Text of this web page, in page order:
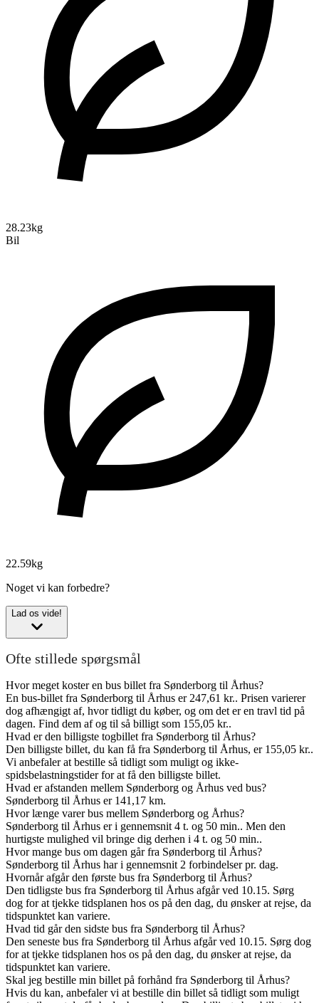
28.23kg
Bil
22.59kg
Noget vi kan forbedre?
Lad os vide!
Ofte stillede spørgsmål
Hvor meget koster en bus billet fra Sønderborg til Århus?
En bus-billet fra Sønderborg til Århus er 247,61 kr.. Prisen varierer
dog afhængigt af, hvor tidligt du køber, og om det er en travl tid på
dagen. Find dem af og til så billigt som 155,05 kr..
Hvad er den billigste togbillet fra Sønderborg til Århus?
Den billigste billet, du kan få fra Sønderborg til Århus, er 155,05 kr..
Vi anbefaler at bestille så tidligt som muligt og ikke-
spidsbelastningstider for at få den billigste billet.
Hvad er afstanden mellem Sønderborg og Århus ved bus?
Sønderborg til Århus er 141,17 km.
Hvor længe varer bus mellem Sønderborg og Århus?
Sønderborg til Århus er i gennemsnit 4 t. og 50 min.. Men den
hurtigste mulighed vil bringe dig derhen i 4 t. og 50 min..
Hvor mange bus om dagen går fra Sønderborg til Århus?
Sønderborg til Århus har i gennemsnit 2 forbindelser pr. dag.
Hvornår afgår den første bus fra Sønderborg til Århus?
Den tidligste bus fra Sønderborg til Århus afgår ved 10.15. Sørg
dog for at tjekke tidsplanen hos os på den dag, du ønsker at rejse, da
tidspunktet kan variere.
Hvad tid går den sidste bus fra Sønderborg til Århus?
Den seneste bus fra Sønderborg til Århus afgår ved 10.15. Sørg dog
for at tjekke tidsplanen hos os på den dag, du ønsker at rejse, da
tidspunktet kan variere.
Skal jeg bestille min billet på forhånd fra Sønderborg til Århus?
Hvis du kan, anbefaler vi at bestille din billet så tidligt som muligt